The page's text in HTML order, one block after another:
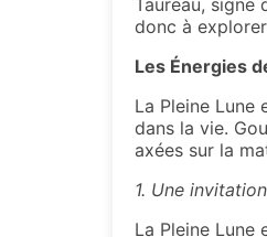
Taureau, signe
donc à
Les Énergies
La Pleine Lune
dans la vie.
axées sur la
1. Une
La Pleine